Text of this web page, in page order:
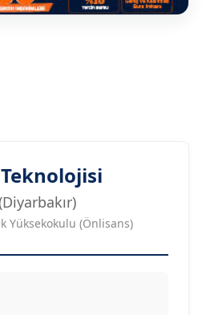
Yüksekokulu (Önlisans)